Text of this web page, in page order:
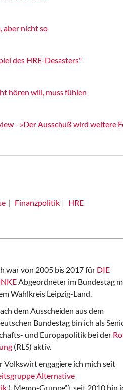
aber nicht so
des HRE-Desasters"
hören will, muss fühlen
- »Der Ausschuß wird weitere
Finanzpolitik HRE
war von 2005 bis 2017 für DIE
Abgeordneter im Bundestag
Wahlkreis Leipzig-Land.
dem Ausscheiden aus dem
Bundestag bin ich als
und Europapolitik bei der
(RLS) aktiv.
Volkswirt engagiere ich mich seit
Alternative
(„Memo-Gruppe“), seit 2010 bin